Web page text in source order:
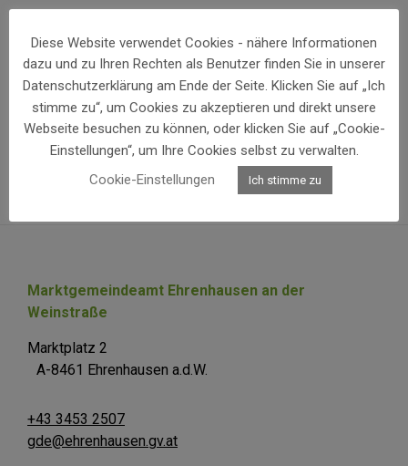
Vorheriges Thema
Krankenhäuser mit speziellen Baby-
Urkundenservices bzw. Babypoint
Nächstes Thema
Vor- und Familienname des Kindes
Marktgemeindeamt Ehrenhausen an der
Weinstraße
Marktplatz 2
A-8461 Ehrenhausen a.d.W.
+43 3453 2507
gde@ehrenhausen.gv.at
Diese Website verwendet Cookies - nähere Informationen
dazu und zu Ihren Rechten als Benutzer finden Sie in unserer
Datenschutzerklärung am Ende der Seite. Klicken Sie auf „Ich
stimme zu“, um Cookies zu akzeptieren und direkt unsere
Webseite besuchen zu können, oder klicken Sie auf „Cookie-
Einstellungen“, um Ihre Cookies selbst zu verwalten.
Cookie-Einstellungen
Ich stimme zu